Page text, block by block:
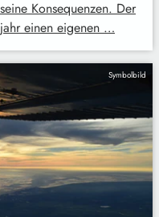
Konsequenzen. Der
einen eigenen …
Symbolbild